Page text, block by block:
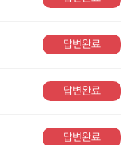
답변완료
답변완료
답변완료